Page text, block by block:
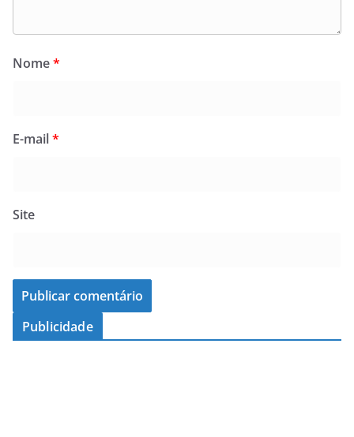
Nome*
E-mail*
Site
Publicidade